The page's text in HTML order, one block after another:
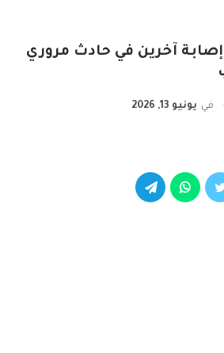
وإصابة آخرين في حادث مروري
في يونيو 13, 2026